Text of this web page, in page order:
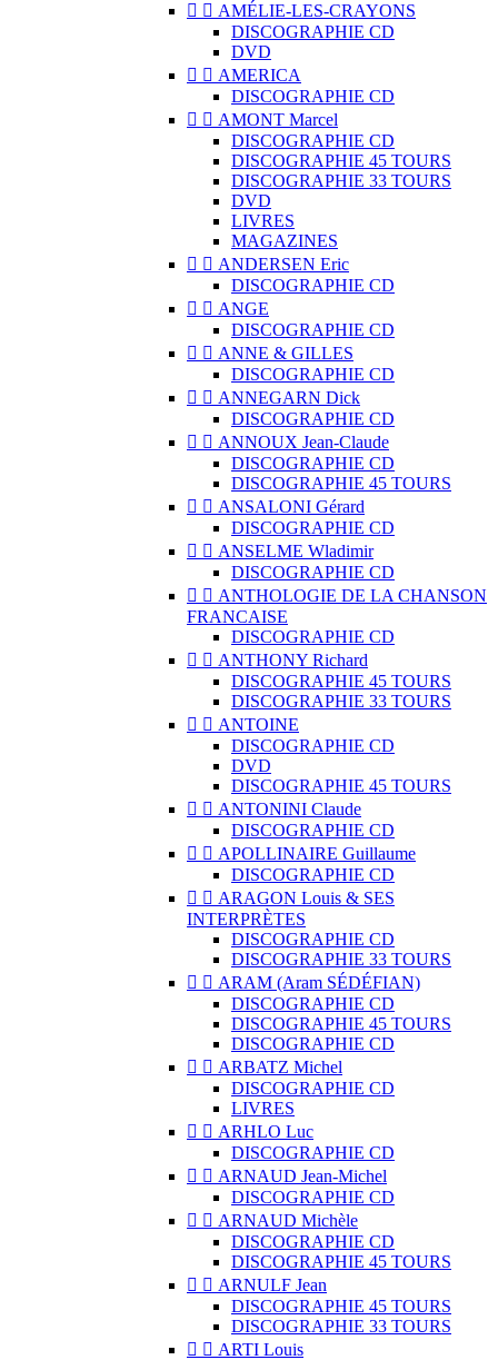
  AMÉLIE-LES-CRAYONS
DISCOGRAPHIE CD
DVD
  AMERICA
DISCOGRAPHIE CD
  AMONT Marcel
DISCOGRAPHIE CD
DISCOGRAPHIE 45 TOURS
DISCOGRAPHIE 33 TOURS
DVD
LIVRES
MAGAZINES
  ANDERSEN Eric
DISCOGRAPHIE CD
  ANGE
DISCOGRAPHIE CD
  ANNE & GILLES
DISCOGRAPHIE CD
  ANNEGARN Dick
DISCOGRAPHIE CD
  ANNOUX Jean-Claude
DISCOGRAPHIE CD
DISCOGRAPHIE 45 TOURS
  ANSALONI Gérard
DISCOGRAPHIE CD
  ANSELME Wladimir
DISCOGRAPHIE CD
  ANTHOLOGIE DE LA CHANSON
FRANCAISE
DISCOGRAPHIE CD
  ANTHONY Richard
DISCOGRAPHIE 45 TOURS
DISCOGRAPHIE 33 TOURS
  ANTOINE
DISCOGRAPHIE CD
DVD
DISCOGRAPHIE 45 TOURS
  ANTONINI Claude
DISCOGRAPHIE CD
  APOLLINAIRE Guillaume
DISCOGRAPHIE CD
  ARAGON Louis & SES
INTERPRÈTES
DISCOGRAPHIE CD
DISCOGRAPHIE 33 TOURS
  ARAM (Aram SÉDÉFIAN)
DISCOGRAPHIE CD
DISCOGRAPHIE 45 TOURS
DISCOGRAPHIE CD
  ARBATZ Michel
DISCOGRAPHIE CD
LIVRES
  ARHLO Luc
DISCOGRAPHIE CD
  ARNAUD Jean-Michel
DISCOGRAPHIE CD
  ARNAUD Michèle
DISCOGRAPHIE CD
DISCOGRAPHIE 45 TOURS
  ARNULF Jean
DISCOGRAPHIE 45 TOURS
DISCOGRAPHIE 33 TOURS
  ARTI Louis